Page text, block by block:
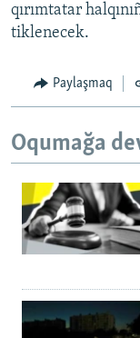
qırımtatar
tiklenecek.
Paylaşmaq
Oqumağa